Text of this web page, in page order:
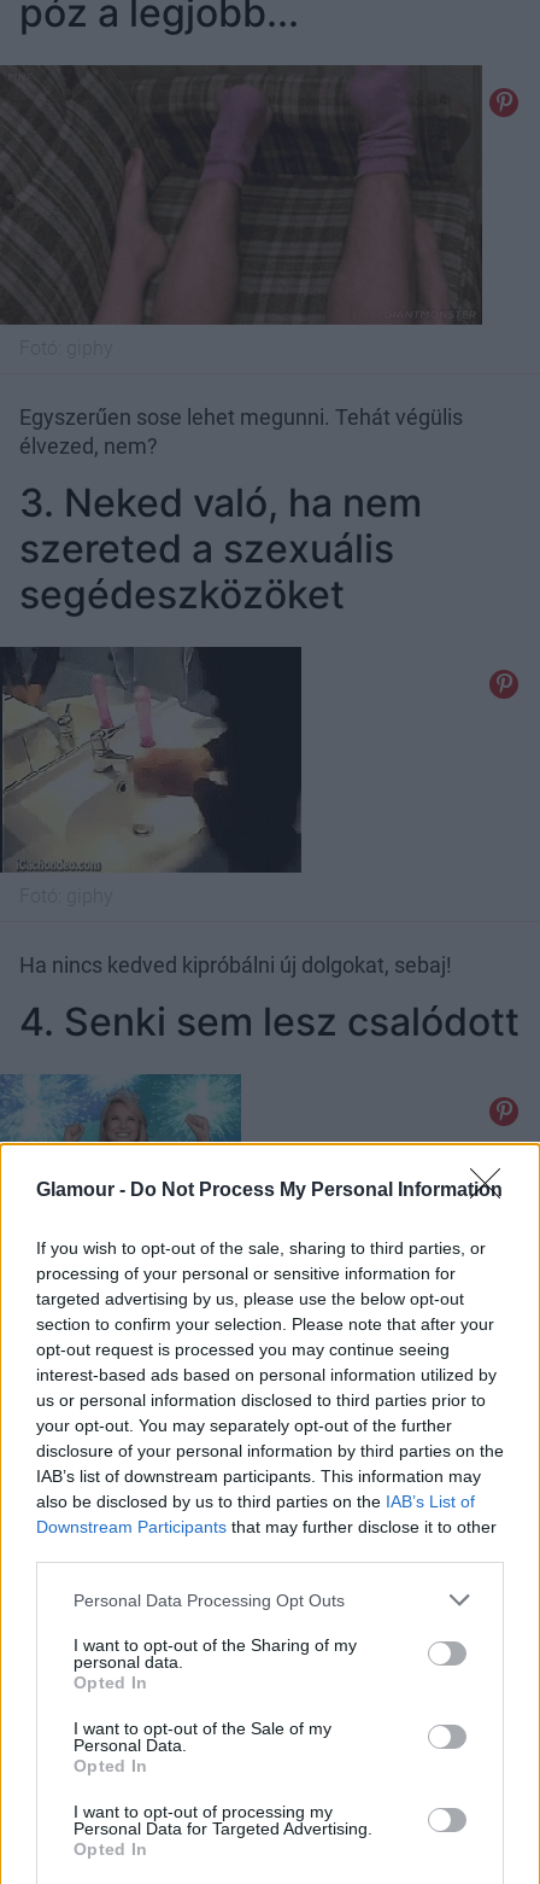
Glamour - Do Not Process My Personal Information
If you wish to opt-out of the sale, sharing to third parties, or
processing of your personal or sensitive information for
targeted advertising by us, please use the below opt-out
section to confirm your selection. Please note that after your
opt-out request is processed you may continue seeing
interest-based ads based on personal information utilized by
us or personal information disclosed to third parties prior to
your opt-out. You may separately opt-out of the further
disclosure of your personal information by third parties on the
IAB’s list of downstream participants. This information may
also be disclosed by us to third parties on the IAB’s List of
Downstream Participants that may further disclose it to other
Please note that this website/app uses one or more Google
not limited to your visit or usage behaviour. You may click to
grant or deny consent to Google and its third-party tags to
use your data for below specified purposes in below Google
consent section.
Personal Data Processing Opt Outs
I want to opt-out of the Sharing of my
personal data.
Opted In
I want to opt-out of the Sale of my
Personal Data.
Opted In
I want to opt-out of processing my
Personal Data for Targeted Advertising.
Opted In
póz a legjobb...
Egyszerűen sose lehet megunni. Tehát végülis
élvezed, nem?
3. Neked való, ha nem
szereted a szexuális
segédeszközöket
Ha nincs kedved kipróbálni új dolgokat, sebaj!
4. Senki sem lesz csalódott
Fotó:giphy
Ha új dolgokat próbálsz ki az ágyban, az gyakran
balul sül el. A vanília szexnél nincs ilyen opció.
Ajjaj: Így befolyásolja az alkohol az orgazmusod
Ajjaj: Így befolyásolja az alkohol az orgazmusod